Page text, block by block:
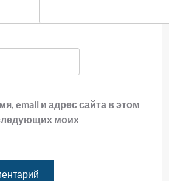
email и адрес сайта в этом
моих